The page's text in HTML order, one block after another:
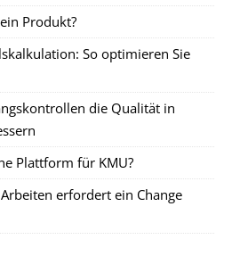
Produkt?
So optimieren Sie
die Qualität in
Plattform für KMU?
erfordert ein Change